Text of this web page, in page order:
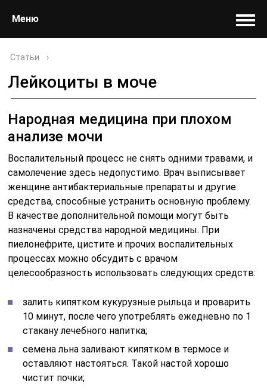
Меню
Статьи ›
Лейкоциты в моче
Народная медицина при плохом
анализе мочи
Воспалительный процесс не снять одними травами, и
самолечение здесь недопустимо. Врач выписывает
женщине антибактериальные препараты и другие
средства, способные устранить основную проблему.
В качестве дополнительной помощи могут быть
назначены средства народной медицины. При
пиелонефрите, цистите и прочих воспалительных
процессах можно обсудить с врачом
целесообразность использовать следующих средств:
залить кипятком кукурузные рыльца и проварить
10 минут, после чего употреблять ежедневно по 1
стакану лечебного напитка;
семена льна заливают кипятком в термосе и
оставляют настояться. Такой настой хорошо
чистит почки;